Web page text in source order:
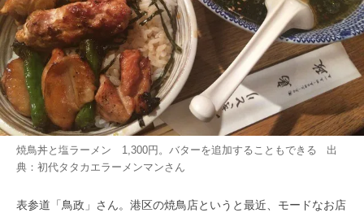
焼鳥丼と塩ラーメン 1,300円。バターを追加することもできる 出
典： 初代タタカエラーメンマンさん
表参道「鳥政」さん。港区の焼鳥店というと最近、モードなお店